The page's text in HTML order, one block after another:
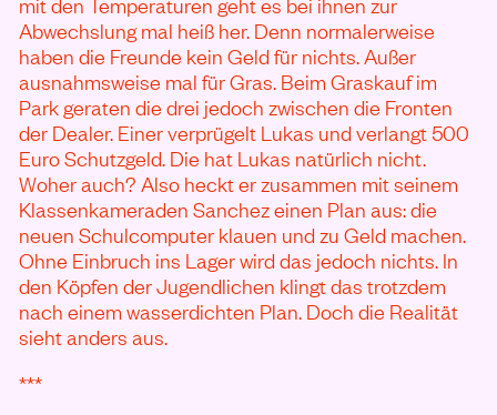
Abwechslung mal heiß her. Denn normalerweise
haben die Freunde kein Geld für nichts. Außer
ausnahmsweise mal für Gras. Beim Graskauf im
Park geraten die drei jedoch zwischen die Fronten
der Dealer. Einer verprügelt Lukas und verlangt 500
Euro Schutzgeld. Die hat Lukas natürlich nicht.
Woher auch? Also heckt er zusammen mit seinem
Klassenkameraden Sanchez einen Plan aus: die
neuen Schulcomputer klauen und zu Geld machen.
Ohne Einbruch ins Lager wird das jedoch nichts. In
den Köpfen der Jugendlichen klingt das trotzdem
nach einem wasserdichten Plan. Doch die Realität
sieht anders aus.
***